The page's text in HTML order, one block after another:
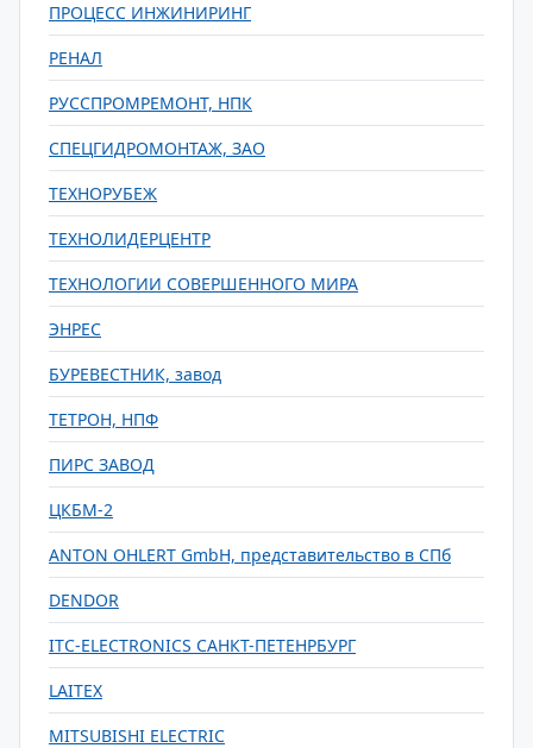
ПРОЦЕСС ИНЖИНИРИНГ
РЕНАЛ
РУССПРОМРЕМОНТ, НПК
СПЕЦГИДРОМОНТАЖ, ЗАО
ТЕХНОРУБЕЖ
ТЕХНОЛИДЕРЦЕНТР
ТЕХНОЛОГИИ СОВЕРШЕННОГО МИРА
ЭНРЕС
БУРЕВЕСТНИК, завод
ТЕТРОН, НПФ
ПИРС ЗАВОД
ЦКБМ-2
ANTON OHLERT GmbH, представительство в СПб
DENDOR
ITC-ELECTRONICS САНКТ-ПЕТЕНРБУРГ
LAITEX
MITSUBISHI ELECTRIC